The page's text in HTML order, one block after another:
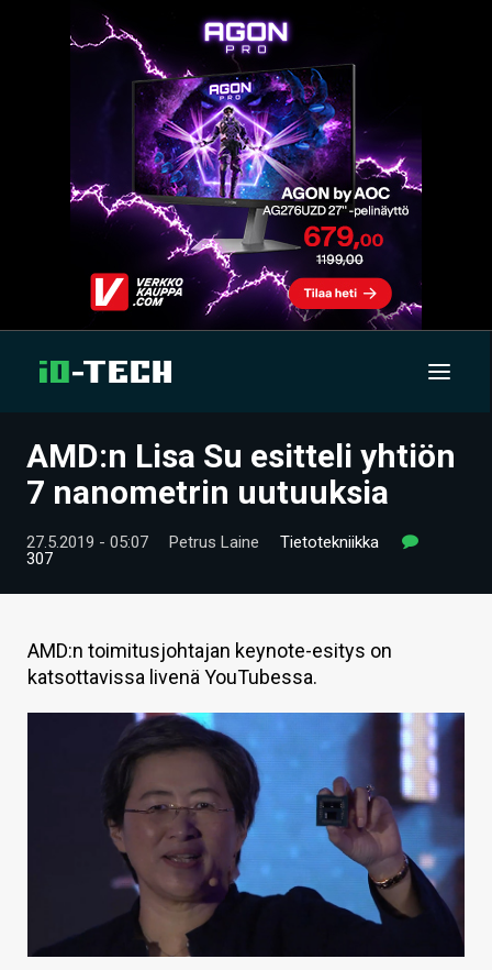
UUTISET
VIDEOT
TIETOA
AMD:n Lisa Su esitteli yhtiön
7 nanometrin uutuuksia
27.5.2019 - 05:07 Petrus Laine
Tietotekniikka
307
AMD:n toimitusjohtajan keynote-esitys on
katsottavissa livenä YouTubessa.